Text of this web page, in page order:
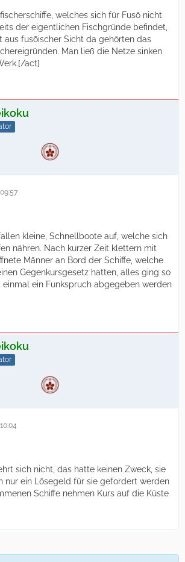
welches sich für Fusō nicht
der eigentlichen Fischgründe befindet,
aus fusōischer Sicht da gehörten das
Man ließ die Netze sinken
act]
kleine, Schnellboote auf, welche sich
nähren. Nach kurzer Zeit klettern mit
Männer an Bord der Schiffe, welche
Gegenkursgesetz hatten, alles ging so
ein Funkspruch abgegeben werden
sich nicht, das hatte keinen Zweck, sie
nur ein Lösegeld für sie gefordert werden
Schiffe nehmen Kurs auf die Küste